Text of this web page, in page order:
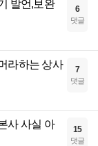
발언,보완
6
댓글
라하는 상사
7
댓글
사 사실 아
15
댓글